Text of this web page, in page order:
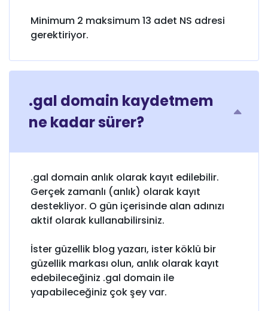
Minimum 2 maksimum 13 adet NS adresi
gerektiriyor.
.gal domain kaydetmem
ne kadar sürer?
.gal domain anlık olarak kayıt edilebilir.
Gerçek zamanlı (anlık) olarak kayıt
destekliyor. O gün içerisinde alan adınızı
aktif olarak kullanabilirsiniz.
İster güzellik blog yazarı, ister köklü bir
güzellik markası olun, anlık olarak kayıt
edebileceğiniz .gal domain ile
yapabileceğiniz çok şey var.